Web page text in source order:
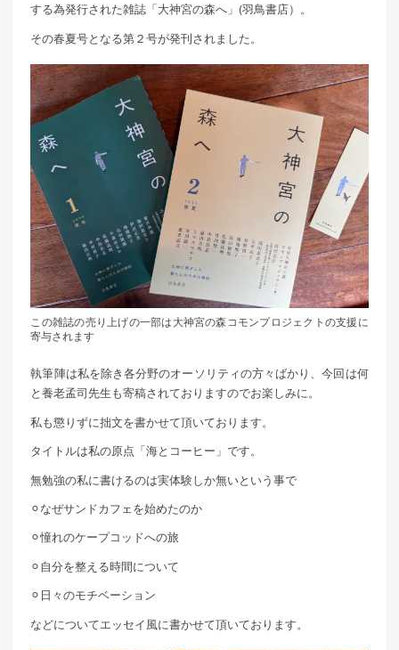
する為発行された雑誌「大神宮の森へ」(羽鳥書店）。
その春夏号となる第２号が発刊されました。
この雑誌の売り上げの一部は大神宮の森コモンプロジェクトの支援に
寄与されます
執筆陣は私を除き各分野のオーソリティの方々ばかり、今回は何
と養老孟司先生も寄稿されておりますのでお楽しみに。
私も懲りずに拙文を書かせて頂いております。
タイトルは私の原点「海とコーヒー」です。
無勉強の私に書けるのは実体験しか無いという事で
⚪︎なぜサンドカフェを始めたのか
⚪︎憧れのケープコッドへの旅
⚪︎自分を整える時間について
⚪︎日々のモチベーション
などについてエッセイ風に書かせて頂いております。